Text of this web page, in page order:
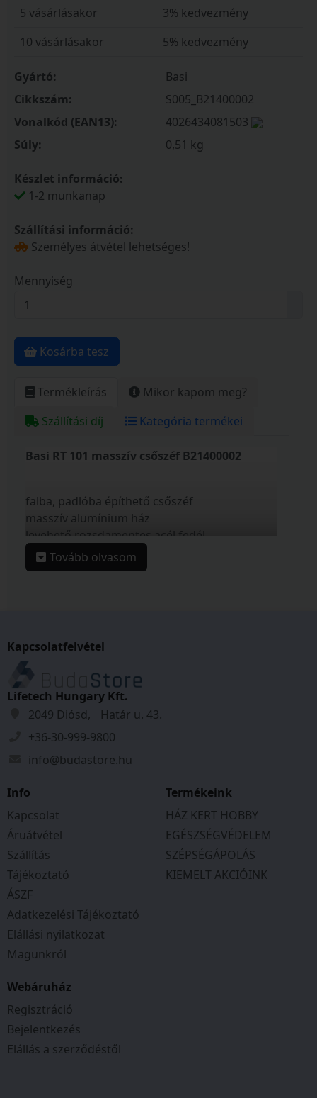
5 vásárlásakor
3% kedvezmény
10 vásárlásakor
5% kedvezmény
Gyártó:
Basi
Cikkszám:
S005_B21400002
Vonalkód (EAN13):
4026434081503
Súly:
0,51 kg
Készlet információ:
1-2 munkanap
Szállítási információ:
Személyes átvétel lehetséges!
Mennyiség
Kosárba tesz
Termékleírás
Mikor kapom meg?
Szállítási díj
Kategória termékei
Basi RT 101 masszív csőszéf B21400002
falba, padlóba építhető csőszéf
masszív alumínium ház
levehető rozsdamentes acél fedél
gumigyűrűs tömítéssel
10/30-as félcilinderhez előkészítve
Tulajdonságok
Átmérő:
mm
Hossz:
142mm
Tömeg: 0,511kg
Tovább olvasom
Kapcsolatfelvétel
Lifetech Hungary Kft.
2049 Diósd, Határ u. 43.
+36-30-999-9800
info@budastore.hu
Info
Kapcsolat
Áruátvétel
Szállítás
Tájékoztató
ÁSZF
Adatkezelési Tájékoztató
Elállási nyilatkozat
Magunkról
Termékeink
HÁZ KERT HOBBY
EGÉSZSÉGVÉDELEM
SZÉPSÉGÁPOLÁS
KIEMELT AKCIÓINK
Webáruház
Regisztráció
Bejelentkezés
Elállás a szerződéstől